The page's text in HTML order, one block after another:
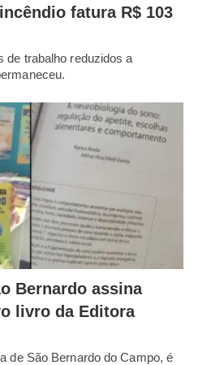
fatura R$ 103
de trabalho reduzidos a
Bernardo assina
livro da Editora
de São Bernardo do Campo, é